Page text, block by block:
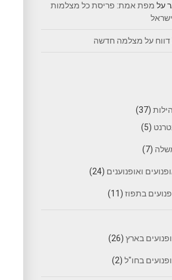
על מפת אמת: פריסת כל מצלמות
דווח על מצלמה חדשה
(37)
(5)
(7)
ואופנוענים (24)
בתפוז (11)
בארץ (26)
בחו"ל (2)